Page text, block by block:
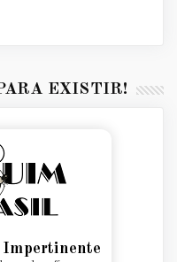
EXISTIR!
Impertinente